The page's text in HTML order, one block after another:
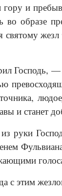
и
во образе
святому
Господь, —
и станет
руки
с этим